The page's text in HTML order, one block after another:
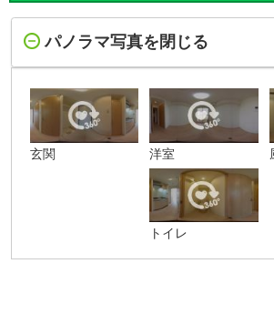
パノラマ写真を閉じる
玄関 洋室
トイレ